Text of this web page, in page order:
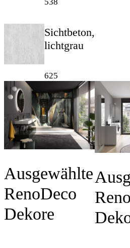
Sichtbeton,
lichtgrau
625
Ausgewählte
RenoDeco
Dekore